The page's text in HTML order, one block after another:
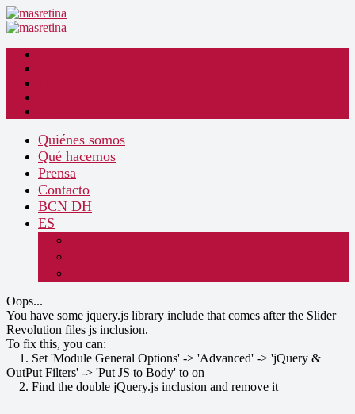
Quiénes somos
Qué hacemos
Prensa
Contacto
BCN DH
ES
Oops...
You have some jquery.js library include that comes after the Slider
Revolution files js inclusion.
To fix this, you can:
1. Set 'Module General Options' -> 'Advanced' -> 'jQuery &
OutPut Filters' -> 'Put JS to Body' to on
2. Find the double jQuery.js inclusion and remove it